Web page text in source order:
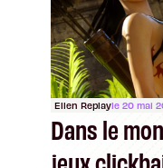
Ellen Replayle 20 mai
Dans le
jeux